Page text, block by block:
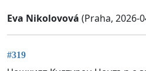
Eva Nikolovová (Praha, 2026-
#319